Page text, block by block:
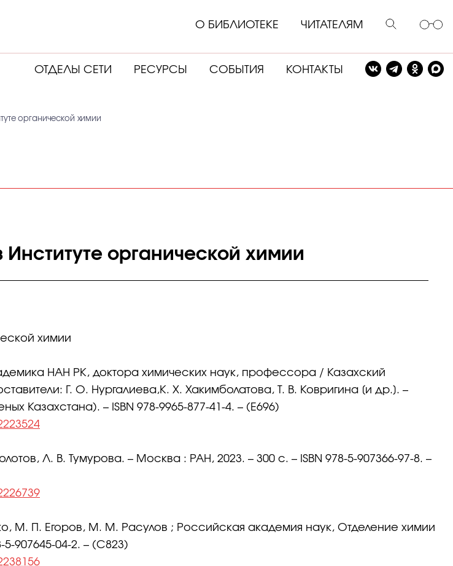
О БИБЛИОТЕКЕ ЧИТАТЕЛЯМ
ОТДЕЛЫ СЕТИ РЕСУРСЫ СОБЫТИЯ КОНТАКТЫ
органической химии
органической химии
химии
НАН РК, доктора химических наук, профессора / Казахский
Г. О. Нургалиева,К. Х. Хакимболатова, Т. В. Ковригина [и др.]. –
Казахстана). – ISBN 978-9965-877-41-4. – (Е696)
Л. В. Тумурова. – Москва : РАН, 2023. – 300 с. – ISBN 978-5-907366-97-8. –
М. П. Егоров, М. М. Расулов ; Российская академия наук, Отделение химии
907645-04-2. – (C823)